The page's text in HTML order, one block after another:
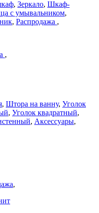
, Зеркало, Шкаф-
с умывальником,
, Распродажа ,
,
, Штора на ванну, Уголок
, Уголок квадратный,
, Аксессуары,
,